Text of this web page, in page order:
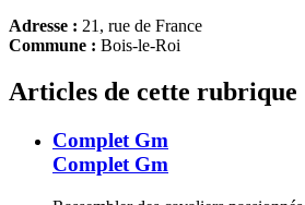
Adresse : 21, rue de France
Commune : Bois-le-Roi
Articles de cette rubrique
Complet Gm
Complet Gm